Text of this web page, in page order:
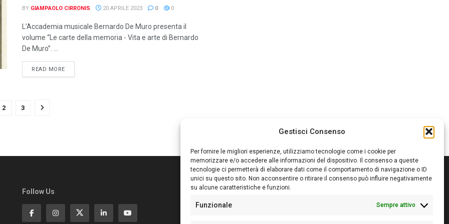
Gestisci Consenso
Per fornire le migliori esperienze, utilizziamo tecnologie come i cookie per
memorizzare e/o accedere alle informazioni del dispositivo. Il consenso a queste
tecnologie ci permetterà di elaborare dati come il comportamento di navigazione o ID
unici su questo sito. Non acconsentire o ritirare il consenso può influire negativamente
su alcune caratteristiche e funzioni.
Funzionale Sempre attivo
BY GIAMPAOLO CIRRONIS 20 APRILE 2023 0 0
L’Accademia musicale Bernardo De Muro presenta il
volume “Le carte della memoria - Vita e arte di Bernardo
De Muro”. ...
READ MOREDETAILS
2 3
Follow Us Editore:Giampaolo Cirronis Ditta individuale
Sede: